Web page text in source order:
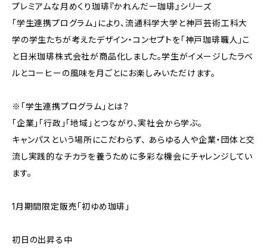
プレミアムな月めくり珈琲『かれんだー珈琲』シリーズ
「学生連携プログラム」により、流通科学大学と神戸芸術工科大
学の学生たちが考えたデザイン・コンセプトを「神戸珈琲職人」こ
と日米珈琲株式会社が商品化しました。学生がイメージしたラベ
ルとコーヒーの風味を月ごとにお楽しみいただけます。
※「学生連携プログラム」とは？
「企業」「行政」「地域」とつながり、実社会から学ぶ。
キャンパスという場所にこだわらず、 あらゆる人や企業・団体と交
流し実践的なチカラを養うために多彩な機会にチャレンジしてい
ます。
1月期間限定販売「初ゆめ珈琲」
初日の出昇る中